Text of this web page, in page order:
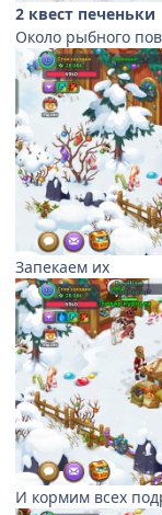
2 квест печеньки
Около рыбного
Запекаем их
И кормим всех